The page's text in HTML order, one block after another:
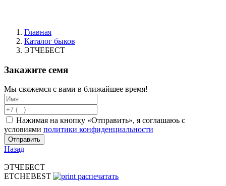
Главная
Каталог быков
ЭТЧЕБЕСТ
Закажите семя
Мы свяжемся с вами в ближайшее время!
Нажимая на кнопку «Отправить», я соглашаюь с
условиями политики конфиденциальности
Отправить
Назад
ЭТЧЕБЕСТ
ETCHEBEST
распечатать